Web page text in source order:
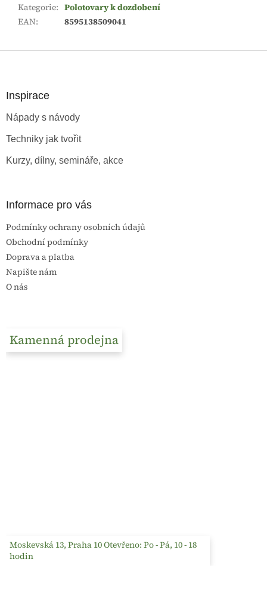
Kategorie: Polotovary k dozdobení
EAN: 8595138509041
Inspirace
Nápady s návody
Techniky jak tvořit
Kurzy, dílny, semináře, akce
Informace pro vás
Podmínky ochrany osobních údajů
Obchodní podmínky
Doprava a platba
Napište nám
O nás
Kamenná prodejna
Moskevská 13, Praha 10 Otevřeno: Po - Pá, 10 - 18
hodin